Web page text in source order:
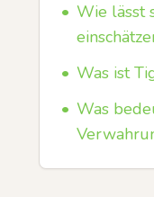
• Wie lässt
• Was ist
• Was